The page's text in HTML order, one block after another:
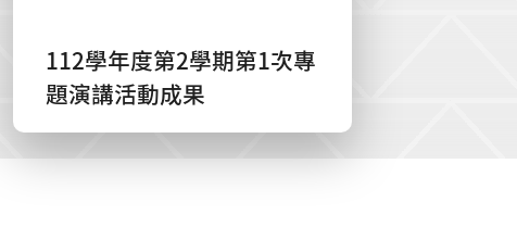
112學年度第2學期第1次專
題演講活動成果